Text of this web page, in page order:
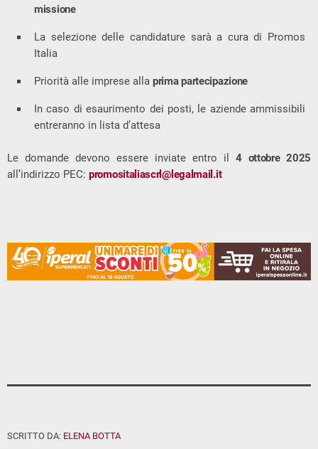
missione
La selezione delle candidature sarà a cura di Promos
Italia
Priorità alle imprese alla prima partecipazione
In caso di esaurimento dei posti, le aziende ammissibili
entreranno in lista d’attesa
Le domande devono essere inviate entro il4 ottobre 2025
all’indirizzo PEC: promositaliascrl@legalmail.it
SCRITTO DA: ELENA BOTTA